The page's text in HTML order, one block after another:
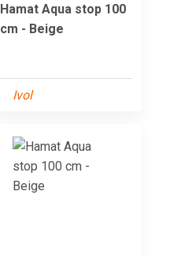
Hamat Aqua stop 100
cm - Beige
Ivol